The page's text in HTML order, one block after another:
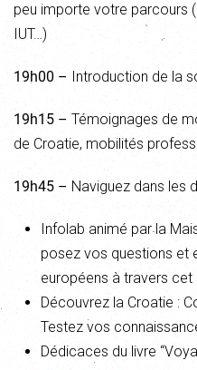
peu importe votre parcours
IUT…)
19h00 – Introduction de la
19h15 – Témoignages de
de Croatie, mobilités
19h45 – Naviguez dans les
Infolab animé par la
posez vos questions et
européens à travers cet
Découvrez la Croatie :
Testez vos
Dédicaces du livre